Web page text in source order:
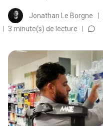
Jonathan Le Borgne
3 minute(s) de lecture